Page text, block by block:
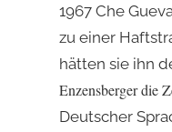
1967 Che
zu einer
hätten sie ihn
Enzensberger die
Deutscher